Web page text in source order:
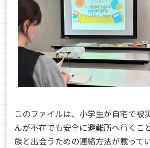
このファイルは、小学生が自宅で被
んが不在でも安全に避難所へ行くこ
族と出会うための連絡方法が載って